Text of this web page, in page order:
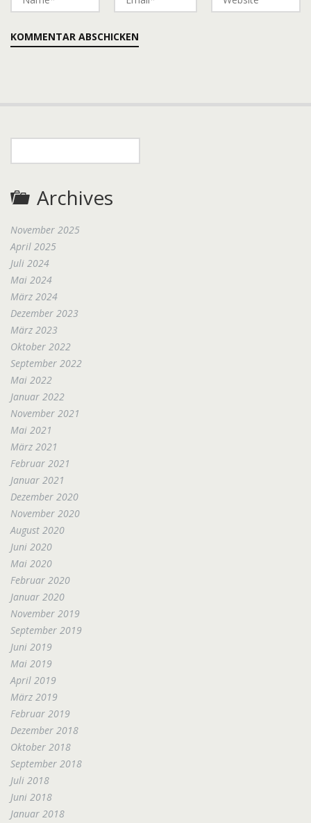
Archives
November 2025
April 2025
Juli 2024
Mai 2024
März 2024
Dezember 2023
März 2023
Oktober 2022
September 2022
Mai 2022
Januar 2022
November 2021
Mai 2021
März 2021
Februar 2021
Januar 2021
Dezember 2020
November 2020
August 2020
Juni 2020
Mai 2020
Februar 2020
Januar 2020
November 2019
September 2019
Juni 2019
Mai 2019
April 2019
März 2019
Februar 2019
Dezember 2018
Oktober 2018
September 2018
Juli 2018
Juni 2018
Januar 2018